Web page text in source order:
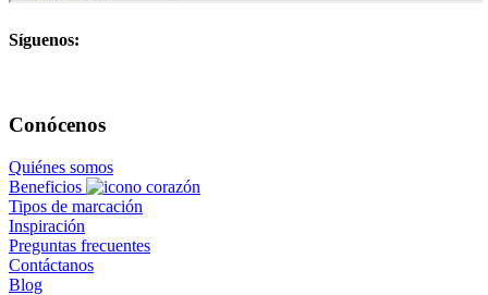
Síguenos:
Conócenos
Quiénes somos
Beneficios
Tipos de marcación
Inspiración
Preguntas frecuentes
Contáctanos
Blog